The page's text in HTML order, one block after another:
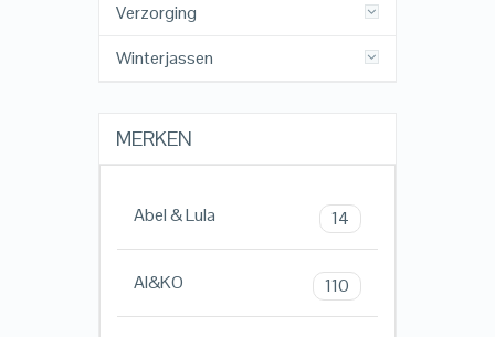
Verzorging
Winterjassen
MERKEN
Abel & Lula 14
AI&KO 110